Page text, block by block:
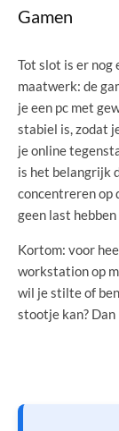
Gamen
Tot slot is er nog
maatwerk: de
je een pc met
stabiel is, zodat
je online
is het belangrijk
concentreren op
geen last
Kortom: voor
workstation op
wil je stilte of
stootje kan?